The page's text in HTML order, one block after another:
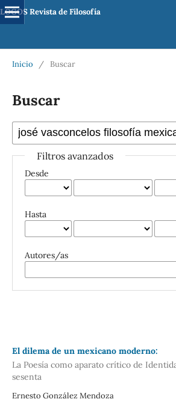
LOGOS Revista de Filosofía
Inicio / Buscar
Buscar
Filtros avanzados
Desde
Hasta
Autores/as
El dilema de un mexicano moderno:
La Poesía como aparato crítico de
sesenta
Ernesto González Mendoza